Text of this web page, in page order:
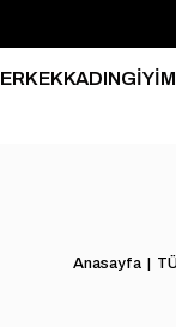
ERKEKKADINGİYİM
Anasayfa